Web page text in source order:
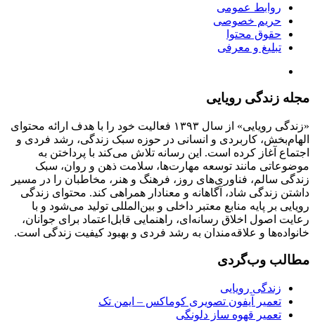
روابط عمومی
حریم خصوصی
حقوق محتوا
تبلیغ و معرفی
مجله زندگی رویایی
«زندگی رویایی» از سال ۱۳۹۳ فعالیت خود را با هدف ارائه محتوای
الهام‌بخش، کاربردی و انسانی در حوزه سبک زندگی، رشد فردی و
اجتماع آغاز کرده است. این رسانه تلاش می‌کند با پرداختن به
موضوعاتی مانند توسعه مهارت‌ها، سلامت ذهن و روان، سبک
زندگی سالم، فناوری‌های روز، فرهنگ و هنر، مخاطبان را در مسیر
داشتن زندگی شاد، آگاهانه و معنادار همراهی کند. محتوای زندگی
رویایی بر پایه منابع معتبر داخلی و بین‌المللی تولید می‌شود و با
رعایت اصول اخلاق رسانه‌ای، راهنمایی قابل‌اعتماد برای جوانان،
خانواده‌ها و علاقه‌مندان به رشد فردی و بهبود کیفیت زندگی است.
مطالب وب‌گردی
زندگی رویایی
تعمیر آیفون تصویری کوماکس – ایمن تک
تعمیر قهوه ساز دلونگی